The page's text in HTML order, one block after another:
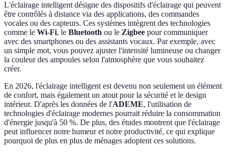
L'éclairage intelligent désigne des dispositifs d'éclairage qui peuvent
être contrôlés à distance via des applications, des commandes
vocales ou des capteurs. Ces systèmes intègrent des technologies
comme le Wi-Fi, le Bluetooth ou le Zigbee pour communiquer
avec des smartphones ou des assistants vocaux. Par exemple, avec
un simple mot, vous pouvez ajuster l'intensité lumineuse ou changer
la couleur des ampoules selon l'atmosphère que vous souhaitez
créer.
En 2026, l'éclairage intelligent est devenu non seulement un élément
de confort, mais également un atout pour la sécurité et le design
intérieur. D'après les données de l'ADEME, l'utilisation de
technologies d'éclairage modernes pourrait réduire la consommation
d'énergie jusqu'à 50 %. De plus, des études montrent que l'éclairage
peut influencer notre humeur et notre productivité, ce qui explique
pourquoi de plus en plus de ménages adoptent ces solutions.